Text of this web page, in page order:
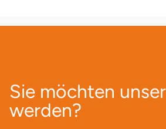
Sie möchten
werden?